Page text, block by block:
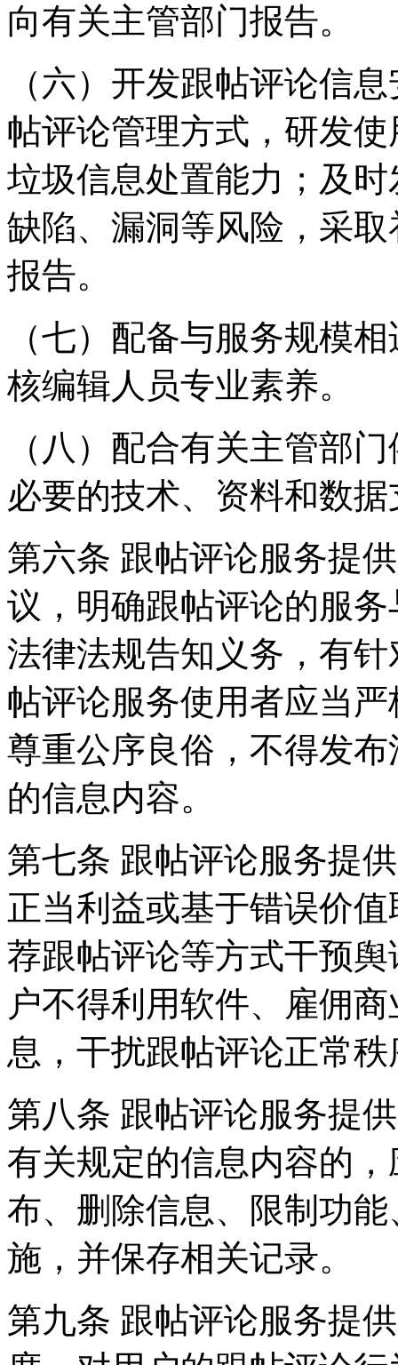
向有关主管部门报告。
（六）开发跟帖评论信
帖评论管理方式，研发
垃圾信息处置能力；及
缺陷、漏洞等风险，采
报告。
（七）配备与服务规模
核编辑人员专业素养。
（八）配合有关主管部
必要的技术、资料和数
第六条 跟帖评论服务提
议，明确跟帖评论的服
法律法规告知义务，有
帖评论服务使用者应当
尊重公序良俗，不得发
的信息内容。
第七条 跟帖评论服务提
正当利益或基于错误价
荐跟帖评论等方式干预
户不得利用软件、雇佣
息，干扰跟帖评论正常
第八条 跟帖评论服务提
有关规定的信息内容的
布、删除信息、限制功
施，并保存相关记录。
第九条 跟帖评论服务提